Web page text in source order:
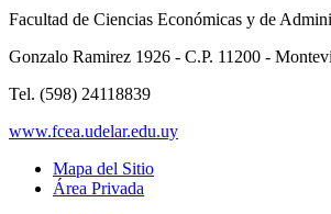
Facultad de Ciencias Económicas y de
Gonzalo Ramirez 1926 - C.P. 11200 -
Tel. (598) 24118839
www.fcea.udelar.edu.uy
Mapa del Sitio
Área Privada